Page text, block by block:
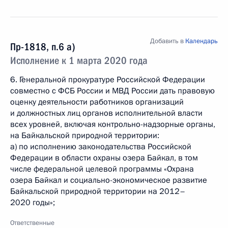
Пр-1818, п.6 а)
Исполнение к 1 марта 2020 года
Добавить в Календарь
6. Генеральной прокуратуре Российской Федерации
совместно с ФСБ России и МВД России дать правовую
оценку деятельности работников организаций
и должностных лиц органов исполнительной власти
всех уровней, включая контрольно-надзорные органы,
на Байкальской природной территории:
а) по исполнению законодательства Российской
Федерации в области охраны озера Байкал, в том
числе федеральной целевой программы «Охрана
озера Байкал и социально-экономическое развитие
Байкальской природной территории на 2012–
2020 годы»;
Ответственные